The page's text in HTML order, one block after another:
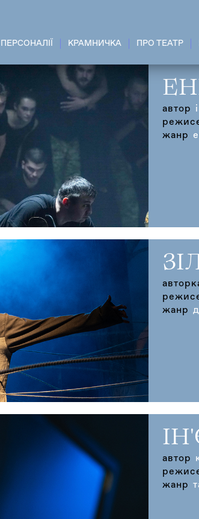
ПЕРСОНАЛІЇ КРАМНИЧКА ПРО ТЕАТР
автор
жанр
жанр
автор
жанр